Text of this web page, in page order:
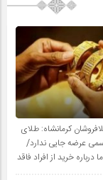
کرمانشاه: طلای
عرضه جایی ندارد/
خرید از افراد فاقد